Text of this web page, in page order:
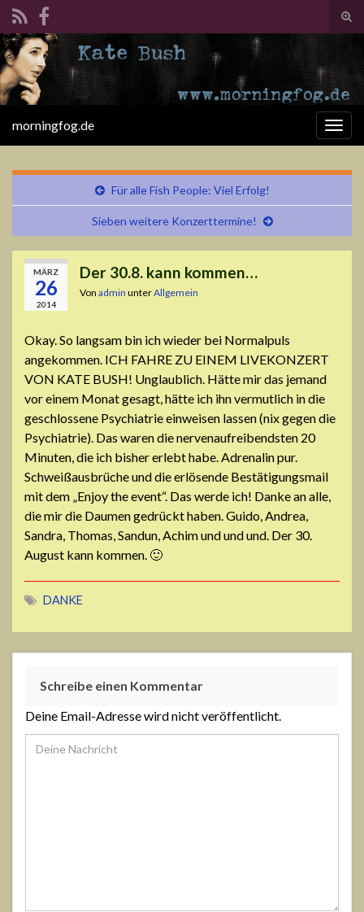
Search for:
morningfog.de
Für alle Fish People: Viel Erfolg!
Sieben weitere Konzerttermine!
MÄRZ
26
2014
Der 30.8. kann kommen…
Von admin unterAllgemein
Okay. So langsam bin ich wieder bei Normalpuls
angekommen. ICH FAHRE ZU EINEM LIVEKONZERT
VON KATE BUSH! Unglaublich. Hätte mir das jemand
vor einem Monat gesagt, hätte ich ihn vermutlich in die
geschlossene Psychiatrie einweisen lassen (nix gegen die
Psychiatrie). Das waren die nervenaufreibendsten 20
Minuten, die ich bisher erlebt habe. Adrenalin pur.
Schweißausbrüche und die erlösende Bestätigungsmail
mit dem „Enjoy the event“. Das werde ich! Danke an alle,
die mir die Daumen gedrückt haben. Guido, Andrea,
Sandra, Thomas, Sandun, Achim und und und. Der 30.
August kann kommen. 🙂
DANKE
Schreibe einen Kommentar
Deine Email-Adresse wird nicht veröffentlicht.